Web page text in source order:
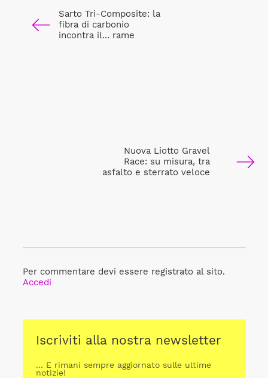
Sarto Tri-Composite: la
fibra di carbonio
incontra il... rame
Nuova Liotto Gravel
Race: su misura, tra
asfalto e sterrato veloce
Per commentare devi essere registrato al sito.
Accedi
Iscriviti alla nostra newsletter
... E rimani sempre aggiornato sulle ultime
notizie!